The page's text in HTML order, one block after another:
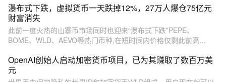
瀑布式下跌，虚拟货币一天跌掉12%，27万人爆仓75亿元
财富消失
此前一度火热的山寨币市场同时也迎来“瀑布式下跌”PEPE、
BOME、WLD、AEVO等热门币种,在短时间内价格仅剩此前高...
OpenAI创始人启动加密货币项目，已为其赚取了数百万美
元